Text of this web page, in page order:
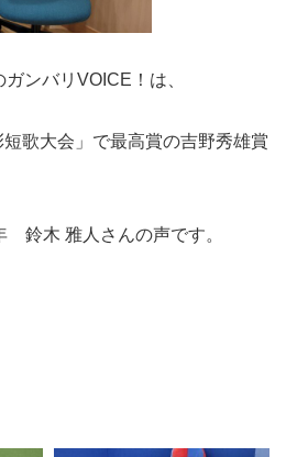
ンバリVOICE！は、
短歌大会」で最高賞の吉野秀雄賞
鈴木 雅人さんの声です。